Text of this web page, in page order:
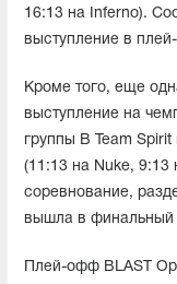
16:13 на Inferno).
выступление в
Кроме того, еще
выступление на
группы B Team
(11:13 на Nuke, 9:13
соревнование,
вышла в финальный
Плей-офф BLAST